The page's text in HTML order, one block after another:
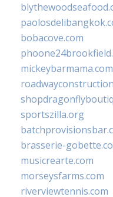
bobacove.com
mickeybarmama.com
sportszilla.org
brasserie-
musicrearte.com
morseysfarms.com
riverviewtennis.com